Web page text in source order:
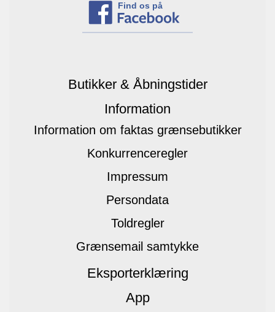
Find os på
Butikker & Åbningstider
Information
Information om faktas grænsebutikker
Konkurrenceregler
Impressum
Persondata
Toldregler
Grænsemail samtykke
Eksporterklæring
App